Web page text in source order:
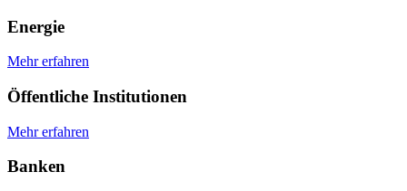
Energie
Mehr erfahren
Öffentliche Institutionen
Mehr erfahren
Banken